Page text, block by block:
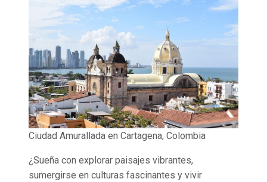
Ciudad Amurallada en Cartagena, Colombia
¿Sueña con explorar paisajes vibrantes,
sumergirse en culturas fascinantes y vivir